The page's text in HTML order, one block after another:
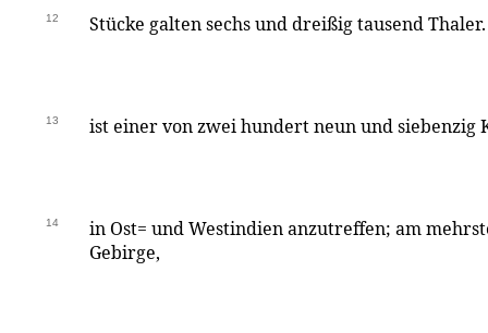
12 Stücke galten sechs und dreißig tausend
13 ist einer von zwei hundert neun und siebenzig
14
in Ost= und Westindien anzutreffen; am
Gebirge,